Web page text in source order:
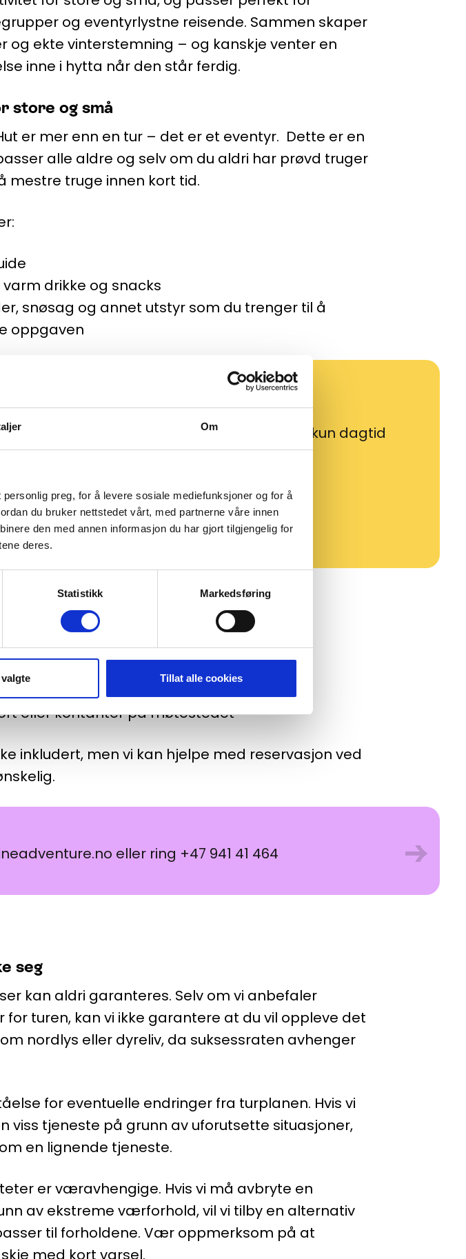
Om
preg, for å levere sosiale mediefunksjoner og for å
du bruker nettstedet vårt, med partnerne våre innen
den med annen informasjon du har gjort tilgjengelig for
deres.
Statistikk Markedsføring
Tillat alle cookies
og eventyrlystne reisende. Sammen skaper
og ekte vinterstemning – og kanskje venter en
inne i hytta når den står ferdig.
store og små
er mer enn en tur – det er et eventyr. Dette er en
alle aldre og selv om du aldri har prøvd truger
mestre truge innen kort tid.
varm drikke og snacks
snøsag og annet utstyr som du trenger til å
oppgaven
denne spesialturen etter avtale, og det er kun dagtid
Anbefalt bekledning:
eller kontanter på møtestedet
inkludert, men vi kan hjelpe med reservasjon ved
eller ring +47 941 41 464 →
seg
kan aldri garanteres. Selv om vi anbefaler
turen, kan vi ikke garantere at du vil oppleve det
nordlys eller dyreliv, da suksessraten avhenger
for eventuelle endringer fra turplanen. Hvis vi
viss tjeneste på grunn av uforutsette situasjoner,
en lignende tjeneste.
er væravhengige. Hvis vi må avbryte en
av ekstreme værforhold, vil vi tilby en alternativ
til forholdene. Vær oppmerksom på at
med kort varsel.